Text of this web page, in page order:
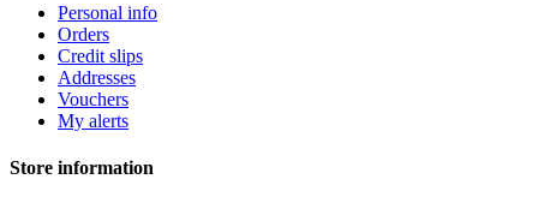
Personal info
Orders
Credit slips
Addresses
Vouchers
My alerts
Store information